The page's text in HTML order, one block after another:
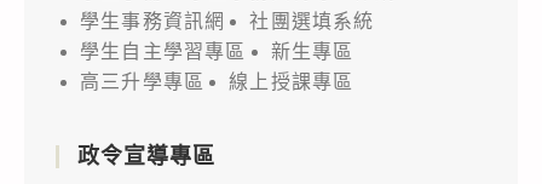
學生事務資訊網
社團選填系統
學生自主學習專區
新生專區
高三升學專區
線上授課專區
政令宣導專區